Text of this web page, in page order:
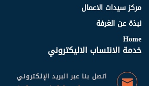
مركز سيدات الاعمال
نبذة عن الغرفة
Home
خدمة الانتساب الاليكتروني
اتصل بنا عبر البريد الإلكتروني